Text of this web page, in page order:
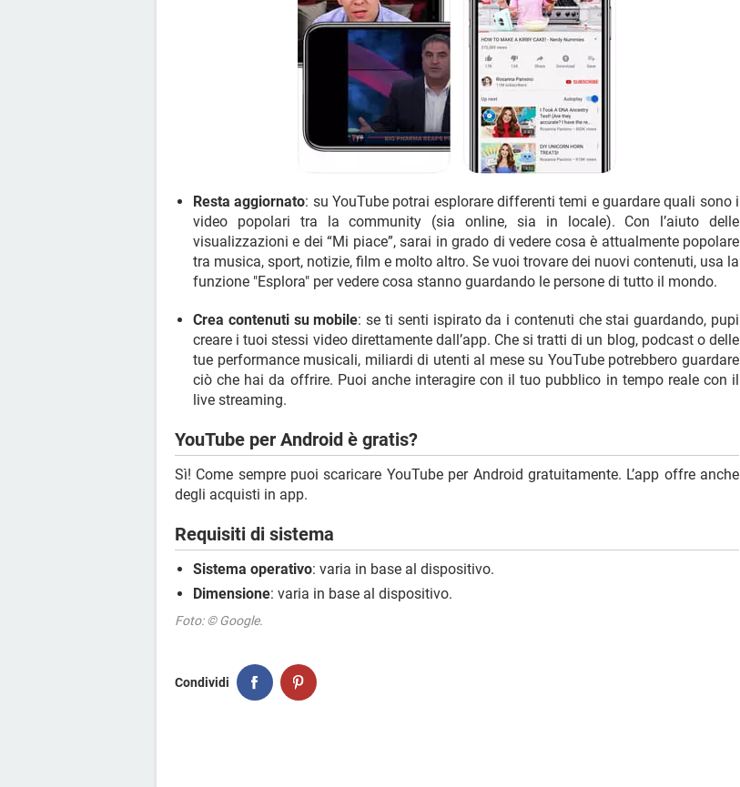
Resta aggiornato: su YouTube potrai esplorare differenti temi e guardare quali sono i
video popolari tra la community (sia online, sia in locale). Con l’aiuto delle
visualizzazioni e dei “Mi piace”, sarai in grado di vedere cosa è attualmente popolare
tra musica, sport, notizie, film e molto altro. Se vuoi trovare dei nuovi contenuti, usa la
funzione "Esplora" per vedere cosa stanno guardando le persone di tutto il mondo.
Crea contenuti su mobile: se ti senti ispirato da i contenuti che stai guardando, pupi
creare i tuoi stessi video direttamente dall’app. Che si tratti di un blog, podcast o delle
tue performance musicali, miliardi di utenti al mese su YouTube potrebbero guardare
ciò che hai da offrire. Puoi anche interagire con il tuo pubblico in tempo reale con il
live streaming.
YouTube per Android è gratis?
Sì! Come sempre puoi scaricare YouTube per Android gratuitamente. L’app offre anche
degli acquisti in app.
Requisiti di sistema
Sistema operativo: varia in base al dispositivo.
Dimensione: varia in base al dispositivo.
Foto: © Google.
Condividi